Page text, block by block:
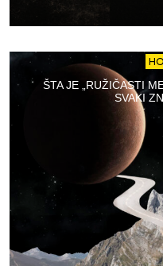
ŠTA JE „RUŽIČASTI
SVAKI